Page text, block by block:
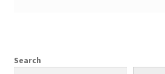
Search